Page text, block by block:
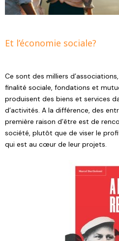
Et l’économie sociale?
Ce sont des milliers
finalité sociale, fondations et
produisent des biens et services
d’activités. A la différence, des
première raison d’être est de
société, plutôt que de viser le
qui est au cœur de leur projets.